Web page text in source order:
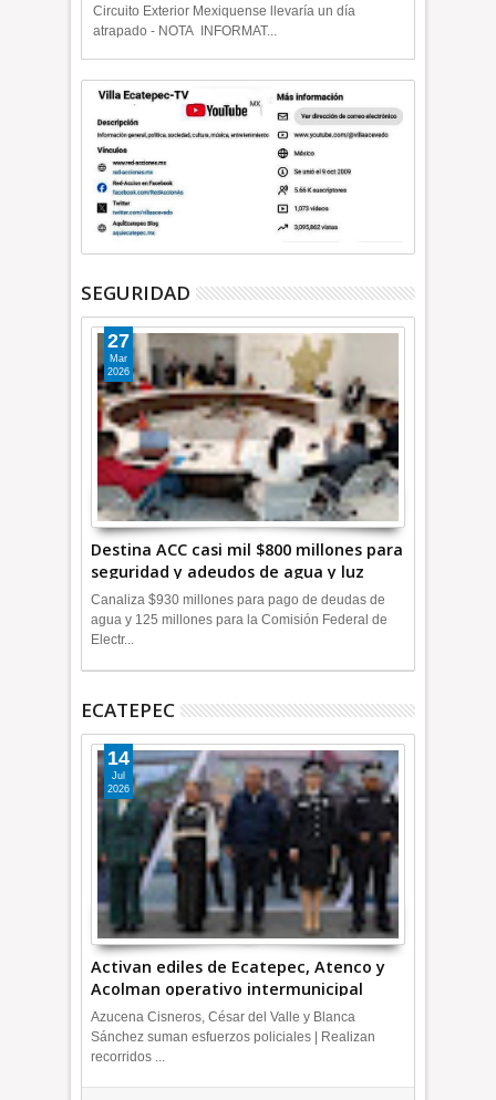
Circuito Exterior Mexiquense llevaría un día
atrapado - NOTA INFORMAT...
SEGURIDAD
Destina ACC casi mil $800 millones para
seguridad y adeudos de agua y luz
+Video
27
Mar
2026
Canaliza $930 millones para pago de deudas de
agua y 125 millones para la Comisión Federal de
Electr...
ECATEPEC
Activan ediles de Ecatepec, Atenco y
Acolman operativo intermunicipal
14
Jul
2026
Azucena Cisneros, César del Valle y Blanca
Sánchez suman esfuerzos policiales | Realizan
recorridos ...